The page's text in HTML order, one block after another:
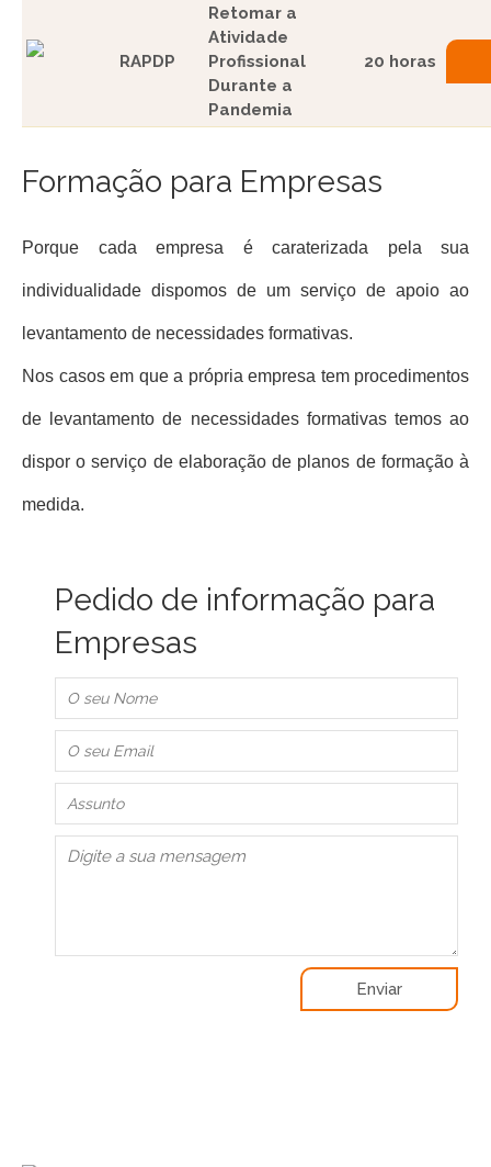
RAPDP
Retomar a
Atividade
Profissional
Durante a
Pandemia
20 horas
Formação para Empresas
Porque cada empresa é caraterizada pela sua
individualidade dispomos de um serviço de apoio ao
levantamento de necessidades formativas.
Nos casos em que a própria empresa tem procedimentos
de levantamento de necessidades formativas temos ao
dispor o serviço de elaboração de planos de formação à
medida.
Pedido de informação para
Empresas